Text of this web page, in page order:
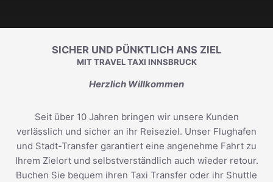
SICHER UND PÜNKTLICH ANS ZIEL
MIT TRAVEL TAXI INNSBRUCK
Herzlich Willkommen
Seit über 10 Jahren bringen wir unsere Kunden
verlässlich und sicher an ihr Reiseziel. Unser Flughafen
und Stadt-Transfer garantiert eine angenehme Fahrt zu
Ihrem Zielort und selbstverständlich auch wieder retour.
Buchen Sie bequem ihren Taxi Transfer oder ihr Shuttle